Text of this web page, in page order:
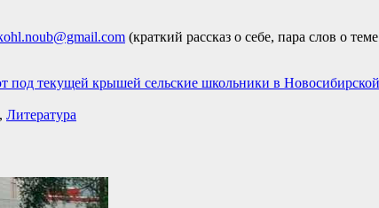
(краткий рассказ о себе, пара слов о
текущей крышей сельские школьники в Новосибирской
, Литература